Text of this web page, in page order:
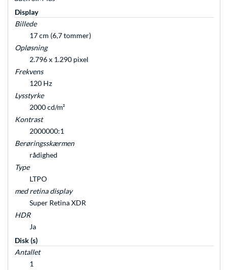
Display
Billede
17 cm (6,7 tommer)
Opløsning
2.796 x 1.290 pixel
Frekvens
120 Hz
Lysstyrke
2000 cd/m²
Kontrast
2000000:1
Berøringsskærmen
rådighed
Type
LTPO
med retina display
Super Retina XDR
HDR
Ja
Disk (s)
Antallet
1